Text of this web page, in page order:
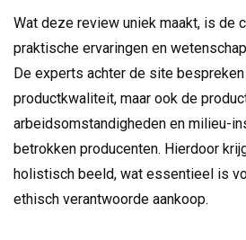
Wat deze review uniek maakt, is de
praktische ervaringen en
De experts achter de site
productkwaliteit, maar ook de
arbeidsomstandigheden en milieu-
betrokken producenten. Hierdoor
holistisch beeld, wat essentieel is
ethisch verantwoorde aankoop.